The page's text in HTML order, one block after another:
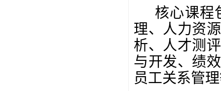
核心课程
理、人力资
析、人才测
与开发、绩
员工关系管